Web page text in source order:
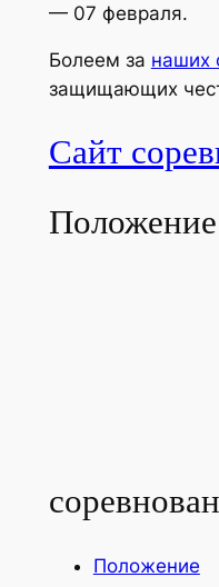
— 07 февраля.
Болеем за наших
защищающих
Сайт
Положение